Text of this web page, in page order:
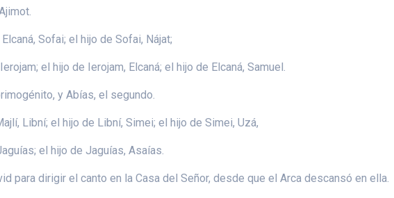
Sofai; el hijo de Sofai, Nájat;
el hijo de Ierojam, Elcaná; el hijo de Elcaná, Samuel.
y Abías, el segundo.
Libní; el hijo de Libní, Simei; el hijo de Simei, Uzá,
el hijo de Jaguías, Asaías.
para dirigir el canto en la Casa del Señor, desde que el Arca descansó en ella.